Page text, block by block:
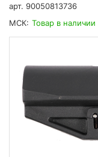
арт. 90050813736
МСК: Товар в наличии